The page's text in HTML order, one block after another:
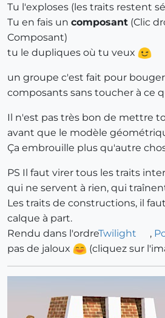
Tu l'exploses (les traits restent
Tu en fais un composant (Clic
Composant)
tu le dupliques où tu veux
un groupe c'est fait pour
composants sans toucher à ce
Il n'est pas très bon de mettre
avant que le modèle
Ça embrouille plus qu'autre
PS Il faut virer tous les traits
qui ne servent à rien, qui
Les traits de constructions, il
calque à part.
Rendu dans l'ordreTwilight ,
pas de jaloux
(cliquez sur